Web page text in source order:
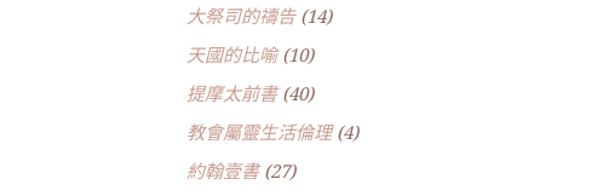
大祭司的禱告(14)
天國的比喻(10)
提摩太前書(40)
教會屬靈生活倫理(4)
約翰壹書(27)